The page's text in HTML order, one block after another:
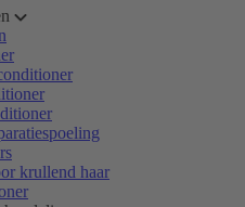
krullend haar